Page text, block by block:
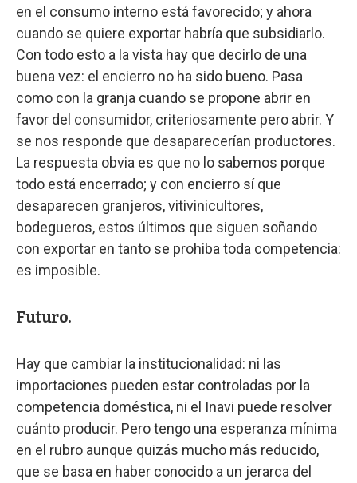
en el consumo interno está favorecido; y ahora
cuando se quiere exportar habría que subsidiarlo.
Con todo esto a la vista hay que decirlo de una
buena vez: el encierro no ha sido bueno. Pasa
como con la granja cuando se propone abrir en
favor del consumidor, criteriosamente pero abrir. Y
se nos responde que desaparecerían productores.
La respuesta obvia es que no lo sabemos porque
todo está encerrado; y con encierro sí que
desaparecen granjeros, vitivinicultores,
bodegueros, estos últimos que siguen soñando
con exportar en tanto se prohiba toda competencia:
es imposible.
Futuro.
Hay que cambiar la institucionalidad: ni las
importaciones pueden estar controladas por la
competencia doméstica, ni el Inavi puede resolver
cuánto producir. Pero tengo una esperanza mínima
en el rubro aunque quizás mucho más reducido,
que se basa en haber conocido a un jerarca del